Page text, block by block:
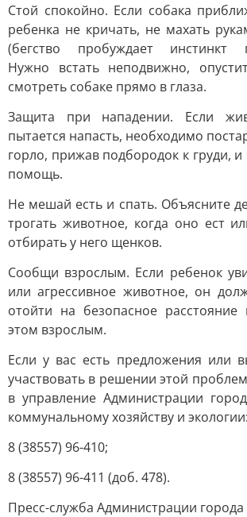
Стой спокойно. Если собака
ребенка не кричать, не махать
(бегство пробуждает инстинкт
Нужно встать неподвижно,
смотреть собаке прямо в глаза.
Защита при нападении. Если
пытается напасть, необходимо
горло, прижав подбородок к груди, и
помощь.
Не мешай есть и спать. Объясните
трогать животное, когда оно ест
отбирать у него щенков.
Сообщи взрослым. Если ребенок
или агрессивное животное, он
отойти на безопасное
этом взрослым.
Если у вас есть предложения или
участвовать в решении этой
в управление Администрации
коммунальному хозяйству и экологии:
8 (38557) 96-410;
8 (38557) 96-411 (доб. 478).
Пресс-служба Администрации города